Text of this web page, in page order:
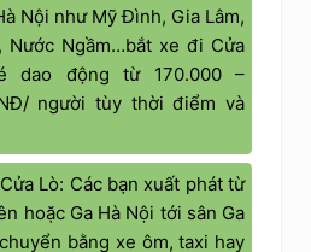
Nội như Mỹ Đình, Gia Lâm,
Nước Ngầm…bắt xe đi Cửa
dao động từ 170.000 –
người tùy thời điểm và
Lò: Các bạn xuất phát từ
hoặc Ga Hà Nội tới sân Ga
bằng xe ôm, taxi hay